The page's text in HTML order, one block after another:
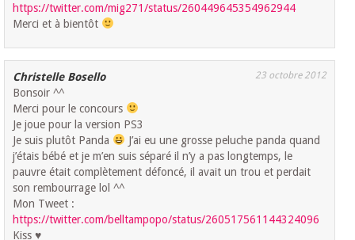
https://twitter.com/mig271/status/260449645354962944
Merci et à bientôt
Christelle Bosello 23 octobre 2012
Bonsoir ^^
Merci pour le concours
Je joue pour la version PS3
Je suis plutôt Panda
J’ai eu une grosse peluche panda quand
j’étais bébé et je m’en suis séparé il n’y a pas longtemps, le
pauvre était complètement défoncé, il avait un trou et perdait
son rembourrage lol ^^
Mon Tweet :
https://twitter.com/belltampopo/status/260517561144324096
Kiss ♥